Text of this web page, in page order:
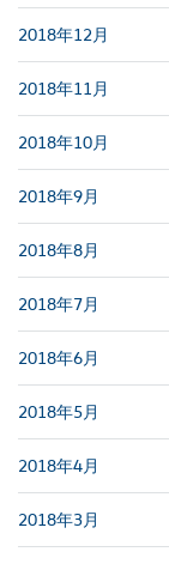
2018年12月
2018年11月
2018年10月
2018年9月
2018年8月
2018年7月
2018年6月
2018年5月
2018年4月
2018年3月